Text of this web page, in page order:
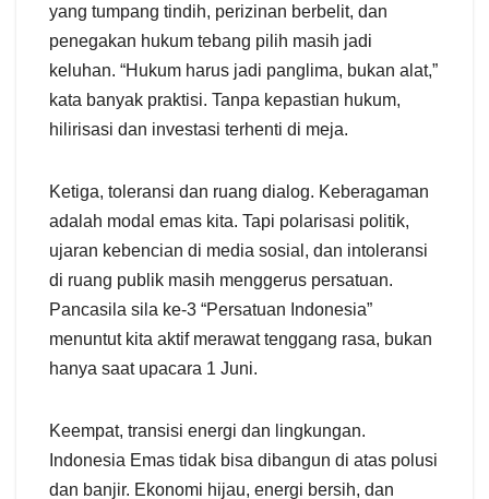
yang tumpang tindih, perizinan berbelit, dan
penegakan hukum tebang pilih masih jadi
keluhan. “Hukum harus jadi panglima, bukan alat,”
kata banyak praktisi. Tanpa kepastian hukum,
hilirisasi dan investasi terhenti di meja.
Ketiga, toleransi dan ruang dialog. Keberagaman
adalah modal emas kita. Tapi polarisasi politik,
ujaran kebencian di media sosial, dan intoleransi
di ruang publik masih menggerus persatuan.
Pancasila sila ke-3 “Persatuan Indonesia”
menuntut kita aktif merawat tenggang rasa, bukan
hanya saat upacara 1 Juni.
Keempat, transisi energi dan lingkungan.
Indonesia Emas tidak bisa dibangun di atas polusi
dan banjir. Ekonomi hijau, energi bersih, dan